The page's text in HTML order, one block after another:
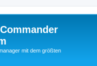
mit dem größten